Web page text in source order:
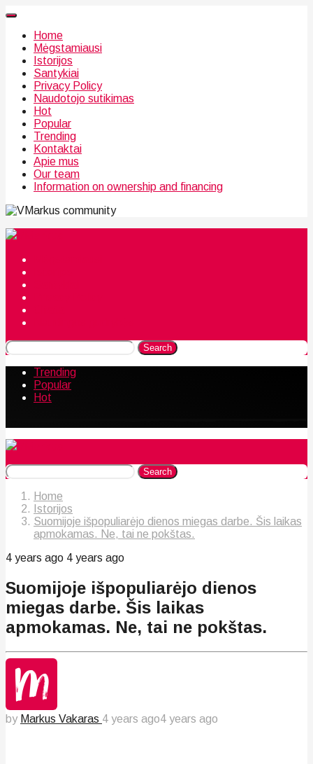
Home
Mėgstamiausi
Istorijos
Santykiai
Privacy Policy
Naudotojo sutikimas
Hot
Popular
Trending
Kontaktai
Apie mus
Our team
Information on ownership and financing
community
Search
Trending
Popular
Hot
Search
Home
Istorijos
Suomijoje išpopuliarėjo dienos miegas darbe. Šis laikas
apmokamas. Ne, tai ne pokštas.
4 years ago 4 years ago
Suomijoje išpopuliarėjo dienos
miegas darbe. Šis laikas
apmokamas. Ne, tai ne pokštas.
by Markus Vakaras 4 years ago4 years ago